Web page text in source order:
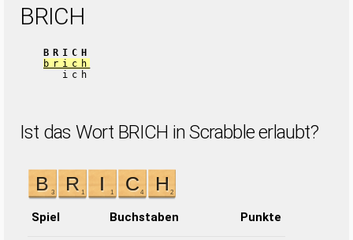
BRICH
BRICH
brich
ich
Ist das Wort BRICH in Scrabble erlaubt?
Spiel Buchstaben Punkte